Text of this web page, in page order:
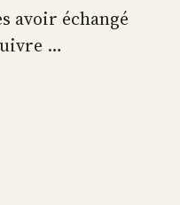
avoir échangé
…